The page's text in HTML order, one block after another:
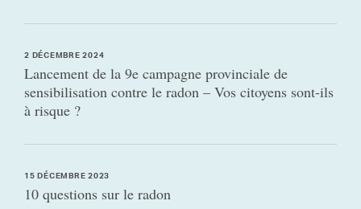
2 DÉCEMBRE 2024
Lancement de la 9e campagne provinciale de
sensibilisation contre le radon – Vos citoyens sont-ils
à risque ?
15 DÉCEMBRE 2023
10 questions sur le radon